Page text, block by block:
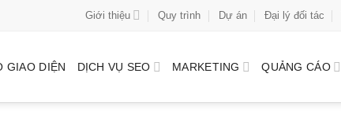
Giới thiệu Quy trình Dự án Đại lý đối tác
GIAO DIỆN DỊCH VỤ SEO MARKETING QUẢNG CÁO